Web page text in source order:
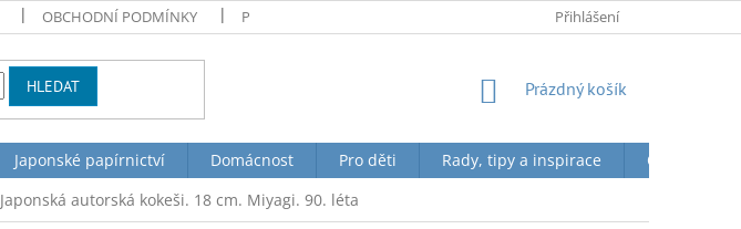
OBCHODNÍ PODMÍNKY PODMÍNKY OCHRANY OSOBNÍCH ÚDAJŮ Přihlášení
HLEDAT
NÁKUPNÍ
Prázdný košík
Japonské papírnictví Domácnost Pro děti Rady, tipy a inspirace
O nás +
Japonská autorská kokeši. 18 cm. Miyagi. 90. léta